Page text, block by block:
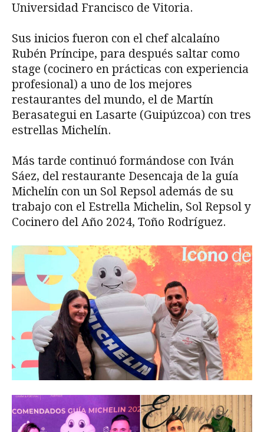
Universidad Francisco de Vitoria.
Sus inicios fueron con el chef alcalaíno
Rubén Príncipe, para después saltar como
stage (cocinero en prácticas con experiencia
profesional) a uno de los mejores
restaurantes del mundo, el de Martín
Berasategui en Lasarte (Guipúzcoa) con tres
estrellas Michelín.
Más tarde continuó formándose con Iván
Sáez, del restaurante Desencaja de la guía
Michelín con un Sol Repsol además de su
trabajo con el Estrella Michelin, Sol Repsol y
Cocinero del Año 2024, Toño Rodríguez.